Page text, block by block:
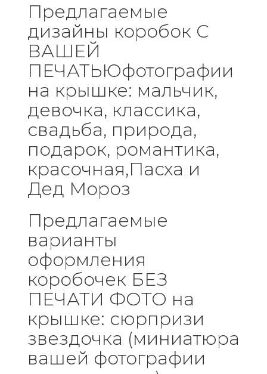
Предлагаемые
дизайны коробок С
ВАШЕЙ
ПЕЧАТЬЮфотографии
на крышке: мальчик,
девочка, классика,
свадьба, природа,
подарок, романтика,
красочная,Пасха и
Дед Мороз
Предлагаемые
варианты
оформления
коробочек БЕЗ
ПЕЧАТИ ФОТО на
крышке: сюрпризи
звездочка (миниатюра
вашей фотографии